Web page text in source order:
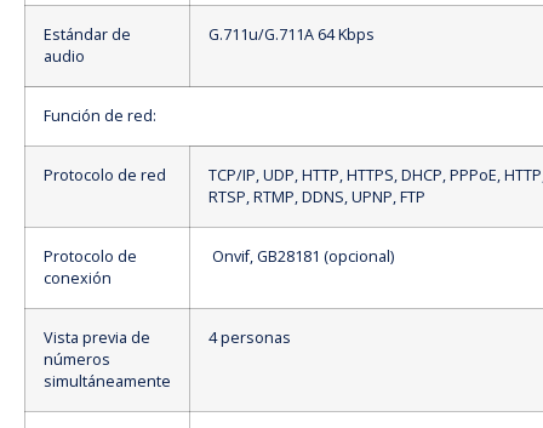
Estándar de
audio
G.711u/G.711A 64 Kbps
Función de red:
Protocolo de red
TCP/IP, UDP, HTTP, HTTPS, DHCP, PPPoE,
RTSP, RTMP, DDNS, UPNP, FTP
Protocolo de
conexión
Onvif, GB28181 (opcional)
Vista previa de
números
simultáneamente
4 personas